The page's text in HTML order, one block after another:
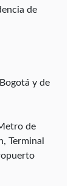
de
y de
de
Terminal